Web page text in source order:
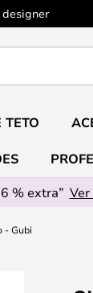
designer
TETO
% extra” Ver
- Gubi